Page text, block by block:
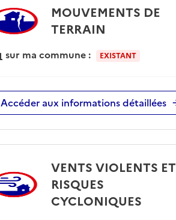
MOUVEMENTS DE
TERRAIN
sur ma commune : EXISTANT
Accéder aux informations détaillées
VENTS VIOLENTS ET
RISQUES
CYCLONIQUES